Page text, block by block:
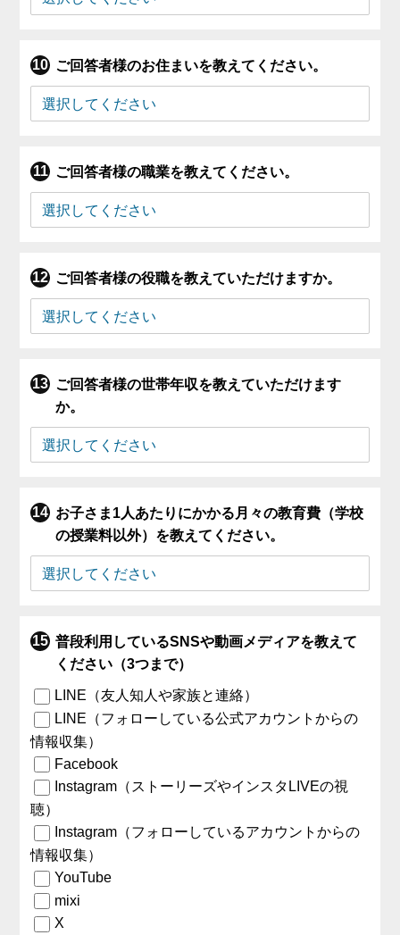
ご回答者様のお住まいを教えてください。
ご回答者様の職業を教えてください。
ご回答者様の役職を教えていただけますか。
ご回答者様の世帯年収を教えていただけます
か。
お子さま1人あたりにかかる月々の教育費（学校
の授業料以外）を教えてください。
普段利用しているSNSや動画メディアを教えて
ください（3つまで）
LINE（友人知人や家族と連絡）
LINE（フォローしている公式アカウントからの
情報収集）
Facebook
Instagram（ストーリーズやインスタLIVEの視
聴）
Instagram（フォローしているアカウントからの
情報収集）
YouTube
mixi
X